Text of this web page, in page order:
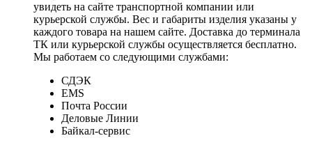
увидеть на сайте транспортной компании или
курьерской службы. Вес и габариты изделия указаны у
каждого товара на нашем сайте. Доставка до терминала
ТК или курьерской службы осуществляется бесплатно.
Мы работаем со следующими службами:
СДЭК
EMS
Почта России
Деловые Линии
Байкал-сервис